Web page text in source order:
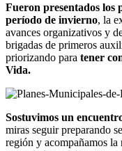
Fueron presentados los
período de invierno, la
avances organizativos y
brigadas de primeros
priorizando para tener
Vida.
Sostuvimos un
miras seguir preparando
región y acompañamos